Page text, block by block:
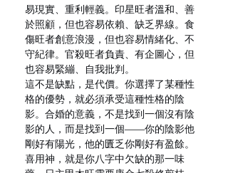
易現實、重利輕義。印星旺者溫和、善
於照顧，但也容易依賴、缺乏界線。食
傷旺者創意浪漫，但也容易情緒化、不
守紀律。官殺旺者負責、有企圖心，但
也容易緊繃、自我批判。
這不是缺點，是代價。你選擇了某種性
格的優勢，就必須承受這種性格的陰
影。合婚的意義，不是找到一個沒有陰
影的人，而是找到一個——你的陰影他
剛好有陽光，他的匱乏你剛好有盈餘。
喜用神，就是你八字中欠缺的那一味